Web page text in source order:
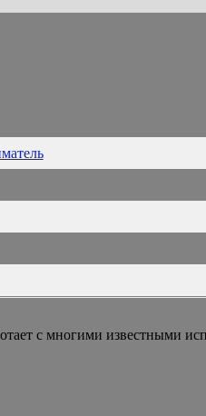
с многими известными